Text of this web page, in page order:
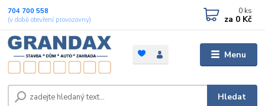
Menu
Hledat
704 700 558
(v době otevření provozovny)
0 ks
za 0 Kč